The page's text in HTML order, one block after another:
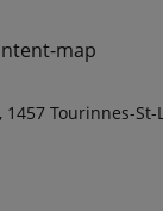
1457 Tourinnes-St-